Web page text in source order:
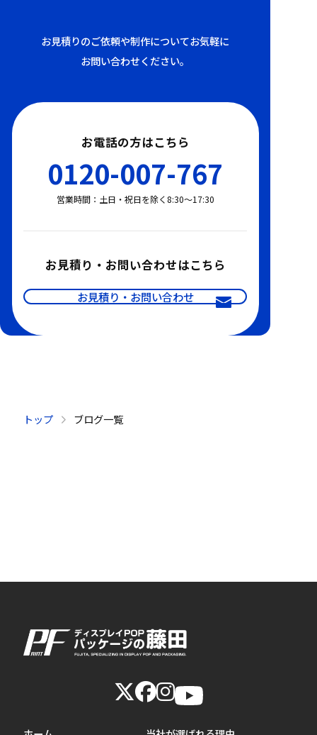
お見積りのご依頼や制作についてお気軽に
お問い合わせください。
お電話の方はこちら
0120-007-767
営業時間：土日・祝日を除く8:30〜17:30
お見積り・お問い合わせはこちら
お見積り・お問い合わせ
トップ ブログ一覧